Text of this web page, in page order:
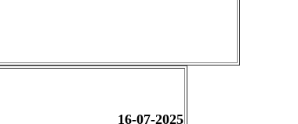
16-07-2025